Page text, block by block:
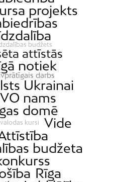
projekts
budžets
attīstās
notiek
darbs
Ukrainai
nams
domē
kursi
Vide
budžeta
Rīga